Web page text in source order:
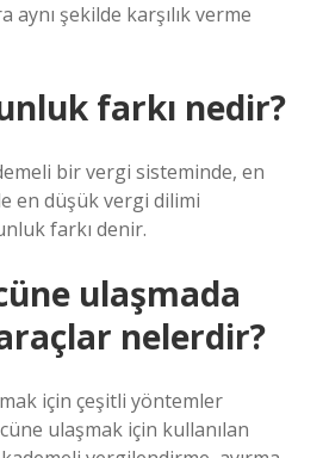
aynı şekilde karşılık verme
farkı nedir?
bir vergi sisteminde, en
en düşük vergi dilimi
farkı denir.
ulaşmada
nelerdir?
için çeşitli yöntemler
ulaşmak için kullanılan